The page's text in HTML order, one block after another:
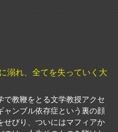
溺れ、全てを失っていく大
で教鞭をとる文学教授アクセ
ャンブル依存症という裏の顔
せびり、ついにはマフィアか